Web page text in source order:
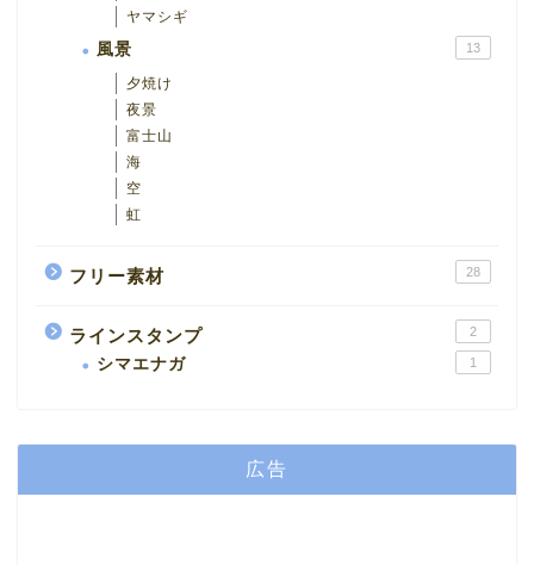
ヤマシギ
風景 13
夕焼け
夜景
富士山
海
空
虹
フリー素材 28
ラインスタンプ 2
シマエナガ 1
広告